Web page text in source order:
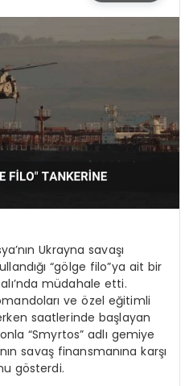
Ukrayna savaşı
“gölge filo”ya ait bir
müdahale etti.
ve özel eğitimli
saatlerinde başlayan
“Smyrtos” adlı gemiye
savaş finansmanına karşı
gösterdi.